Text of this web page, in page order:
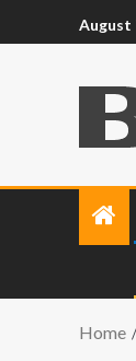
August
Home